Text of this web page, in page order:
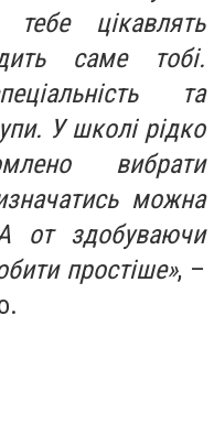
цікавлять
саме тобі.
та
У школі рідко
вибрати
можна
от здобуваючи
простіше», –